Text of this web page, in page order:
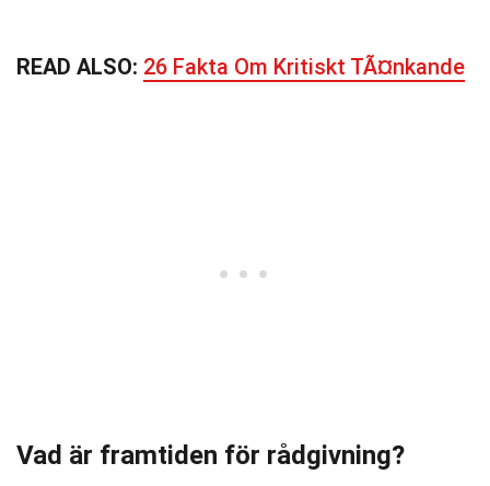
READ ALSO: 26 Fakta Om Kritiskt TÃ¤nkande
Vad är framtiden för rådgivning?